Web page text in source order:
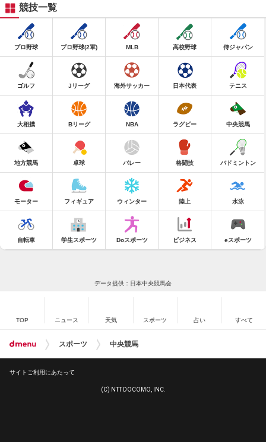
競技一覧
プロ野球 プロ野球(2軍) MLB 高校野球 侍ジャパン
ゴルフ Jリーグ 海外サッカー 日本代表 テニス
大相撲 Bリーグ NBA ラグビー 中央競馬
地方競馬 卓球 バレー 格闘技 バドミントン
モーター フィギュア ウィンター 陸上 水泳
自転車 学生スポーツ Doスポーツ ビジネス eスポーツ
データ提供：日本中央競馬会
TOP ニュース 天気 スポーツ 占い すべて
スポーツ 中央競馬
サイトご利用にあたって
(C) NTT DOCOMO, INC.